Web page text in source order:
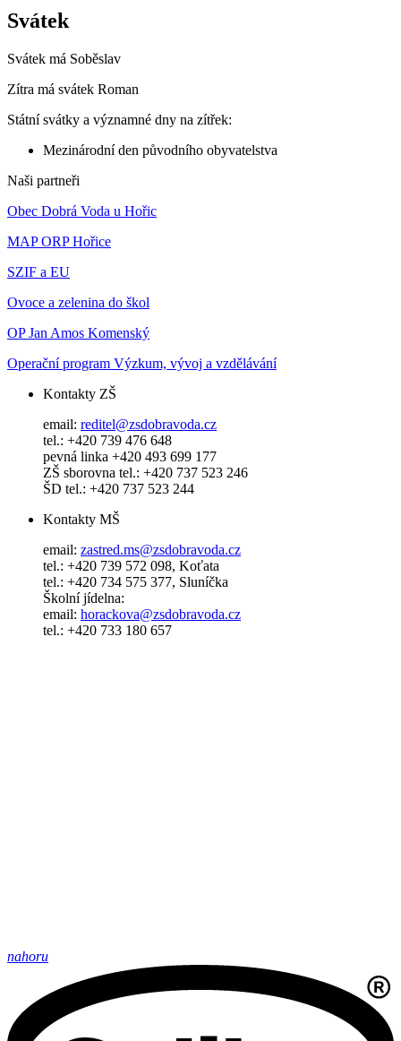
Svátek
Svátek má Soběslav
Zítra má svátek Roman
Státní svátky a významné dny na zítřek:
Mezinárodní den původního obyvatelstva
Naši partneři
Obec Dobrá Voda u Hořic
MAP ORP Hořice
SZIF a EU
Ovoce a zelenina do škol
OP Jan Amos Komenský
Operační program Výzkum, vývoj a vzdělávání
Kontakty ZŠ
email: reditel@zsdobravoda.cz
tel.: +420 739 476 648
pevná linka +420 493 699 177
ZŠ sborovna tel.: +420 737 523 246
ŠD tel.: +420 737 523 244
Kontakty MŠ
email: zastred.ms@zsdobravoda.cz
tel.: +420 739 572 098, Koťata
tel.: +420 734 575 377, Sluníčka
Školní jídelna:
email: horackova@zsdobravoda.cz
tel.: +420 733 180 657
nahoru